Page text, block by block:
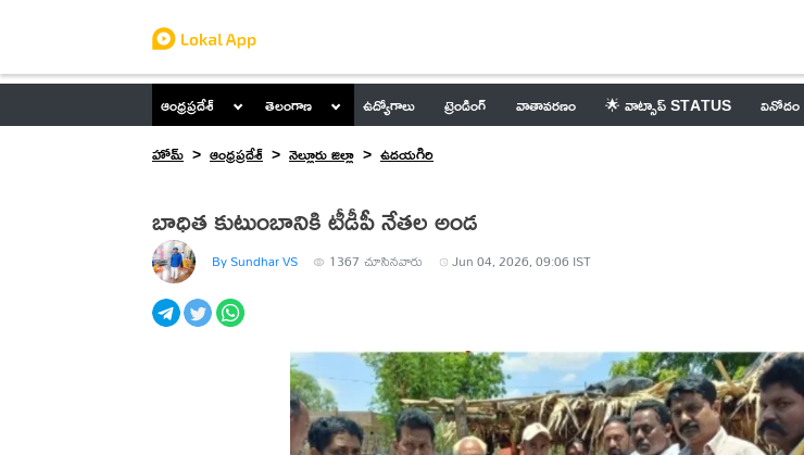
ఆంధ్రప్రదేశ్ తెలంగాణ ఉద్యోగాలు ట్రెండింగ్ వాతావరణం 🌟 వాట్సాప్ STATUS వినోదం
హోమ్
ఆంధ్రప్రదేశ్ నెల్లూరు జిల్లా ఉదయగిరి
బాధిత కుటుంబానికి టీడీపీ నేతల అండ
By Sundhar VS 1367 చూసినవారు Jun 04, 2026, 09:06 IST